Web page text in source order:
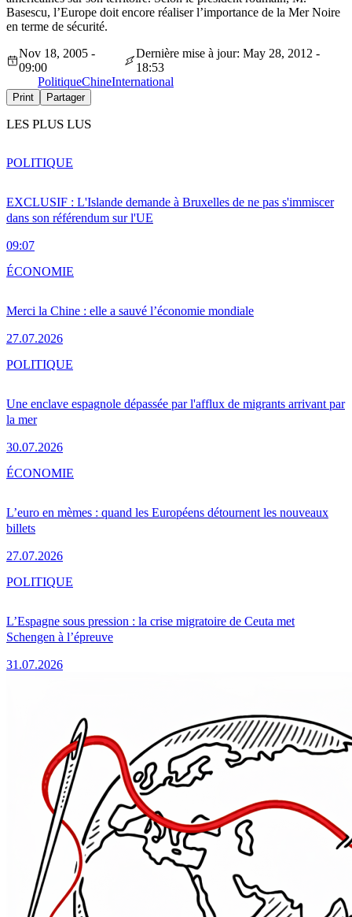
Basescu, l’Europe doit encore réaliser l’importance de la Mer Noire
en terme de sécurité.
Nov 18, 2005 -
09:00
Dernière mise à jour: May 28, 2012 -
18:53
PolitiqueChineInternational
Print Partager
LES PLUS LUS
EXCLUSIF : L'Islande demande à Bruxelles de ne pas s'immiscer
dans son référendum sur l'UE
09:07
POLITIQUE
Merci la Chine : elle a sauvé l’économie mondiale
27.07.2026
ÉCONOMIE
Une enclave espagnole dépassée par l'afflux de migrants arrivant par
la mer
30.07.2026
POLITIQUE
L’euro en mèmes : quand les Européens détournent les nouveaux
billets
27.07.2026
ÉCONOMIE
L’Espagne sous pression : la crise migratoire de Ceuta met
Schengen à l’épreuve
31.07.2026
POLITIQUE